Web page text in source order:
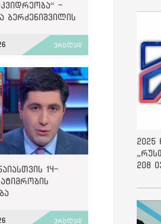
-
ბერძენიშვილის
ვრცლად
14-
ვრცლად
2025
208